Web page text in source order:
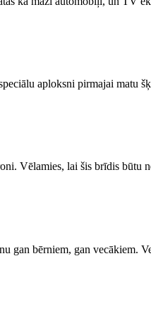
aploksni pirmajai matu
Vēlamies, lai šis brīdis būtu
gan bērniem, gan vecākiem.